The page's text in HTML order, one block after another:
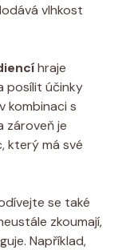
​vlhkost
hraje
posílit ⁢účinky
‌kombinaci ​s
‍zároveň je
který má své
se také‌
zkoumají,
Například,